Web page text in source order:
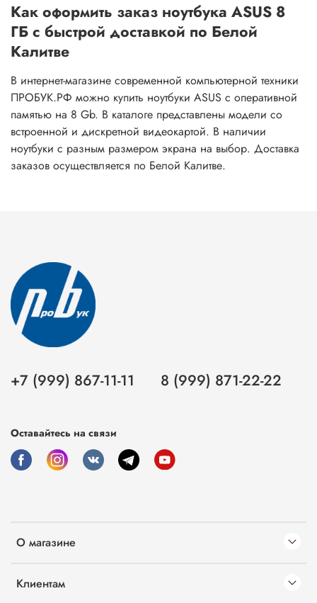
Как оформить заказ ноутбука ASUS 8
ГБ с быстрой доставкой по Белой
Калитве
В интернет-магазине современной компьютерной техники
ПРОБУК.РФ можно купить ноутбуки ASUS с оперативной
памятью на 8 Gb. В каталоге представлены модели со
встроенной и дискретной видеокартой. В наличии
ноутбуки с разным размером экрана на выбор. Доставка
заказов осуществляется по Белой Калитве.
О магазине
Клиентам
+7 (999) 867-11-11 8 (999) 871-22-22
Оставайтесь на связи